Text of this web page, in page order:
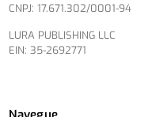
CNPJ: 17.671.302/0001-94
LURA PUBLISHING LLC
EIN: 35-2692771